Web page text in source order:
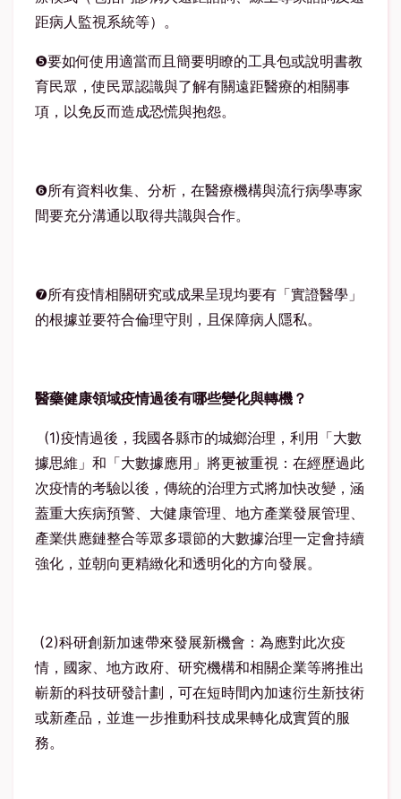
距病人監視系統等）。
❺要如何使用適當而且簡要明瞭的工具包或說明書教
育民眾，使民眾認識與了解有關遠距醫療的相關事
項，以免反而造成恐慌與抱怨。
❻所有資料收集、分析，在醫療機構與流行病學專家
間要充分溝通以取得共識與合作。
❼所有疫情相關研究或成果呈現均要有「實證醫學」
的根據並要符合倫理守則，且保障病人隱私。
醫藥健康領域疫情過後有哪些變化與轉機？
(1)疫情過後，我國各縣市的城鄉治理，利用「大數
據思維」和「大數據應用」將更被重視：在經歷過此
次疫情的考驗以後，傳統的治理方式將加快改變，涵
蓋重大疾病預警、大健康管理、地方產業發展管理、
產業供應鏈整合等眾多環節的大數據治理一定會持續
強化，並朝向更精緻化和透明化的方向發展。
(2)科研創新加速帶來發展新機會：為應對此次疫
情，國家、地方政府、研究機構和相關企業等將推出
嶄新的科技研發計劃，可在短時間內加速衍生新技術
或新產品，並進一步推動科技成果轉化成實質的服
務。